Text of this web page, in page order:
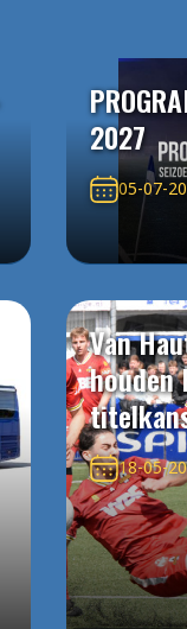
2027
05-07-
Van
houden
18-05-